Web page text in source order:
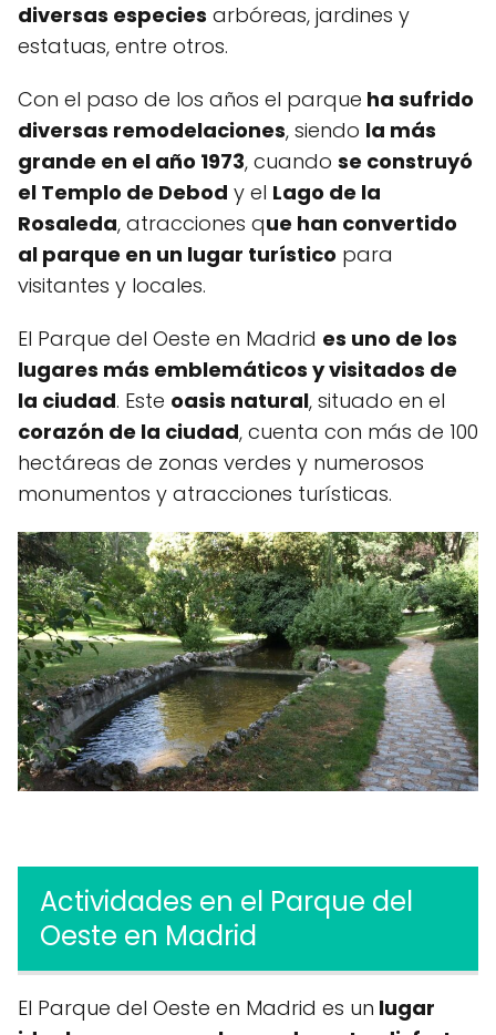
diversas especies arbóreas, jardines y
estatuas, entre otros.
Con el paso de los años el parque ha sufrido
diversas remodelaciones, siendo la más
grande en el año 1973, cuando se construyó
el Templo de Debod y el Lago de la
Rosaleda, atracciones que han convertido
al parque en un lugar turístico para
visitantes y locales.
El Parque del Oeste en Madrid es uno de los
lugares más emblemáticos y visitados de
la ciudad. Este oasis natural, situado en el
corazón de la ciudad, cuenta con más de 100
hectáreas de zonas verdes y numerosos
monumentos y atracciones turísticas.
Actividades en el Parque del
Oeste en Madrid
El Parque del Oeste en Madrid es un lugar